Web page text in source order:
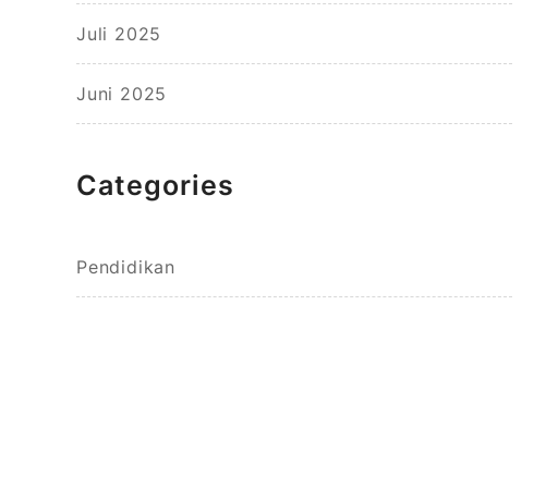
Juli 2025
Juni 2025
Categories
Pendidikan